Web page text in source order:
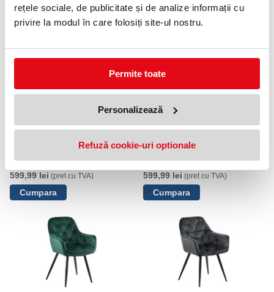
rețele sociale, de publicitate și de analize informații cu
privire la modul în care folosiți site-ul nostru.
Permite toate
Personalizează
Refuză cookie-uri optionale
NOUTATI
OFERTE
Scaun dining HTS-D19 Stema
Partner
599,99 lei (pret cu TVA)
Scaun dining HTS-D19G Dark
Grey Stema Partner
599,99 lei (pret cu TVA)